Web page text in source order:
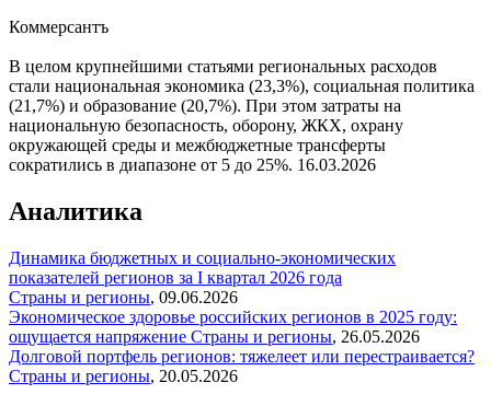
Коммерсантъ
В целом крупнейшими статьями региональных расходов
стали национальная экономика (23,3%), социальная политика
(21,7%) и образование (20,7%). При этом затраты на
национальную безопасность, оборону, ЖКХ, охрану
окружающей среды и межбюджетные трансферты
сократились в диапазоне от 5 до 25%. 16.03.2026
Аналитика
Динамика бюджетных и социально-экономических
показателей регионов за I квартал 2026 года
Страны и регионы, 09.06.2026
Экономическое здоровье российских регионов в 2025 году:
ощущается напряжение Страны и регионы, 26.05.2026
Долговой портфель регионов: тяжелеет или перестраивается?
Страны и регионы, 20.05.2026